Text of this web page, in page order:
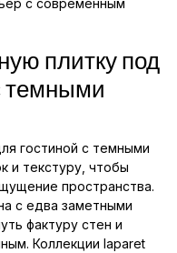
плитку под
темными
гостиной с темными
и текстуру, чтобы
пространства.
с едва заметными
фактуру стен и
Коллекции laparet